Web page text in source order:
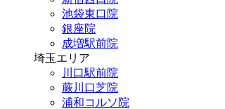
池袋東口院
銀座院
成増駅前院
埼玉エリア
川口駅前院
蕨川口芝院
浦和コルソ院